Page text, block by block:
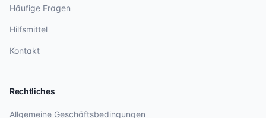
Häufige Fragen
Hilfsmittel
Kontakt
Rechtliches
Allgemeine Geschäftsbedingungen